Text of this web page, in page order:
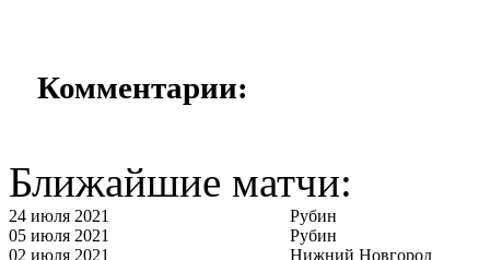
Комментарии:
Ближайшие матчи:
24 июля 2021
Рубин
05 июля 2021
Рубин
02 июля 2021
Нижний Новгород